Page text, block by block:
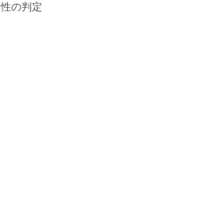
の判定